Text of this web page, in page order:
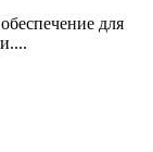
для